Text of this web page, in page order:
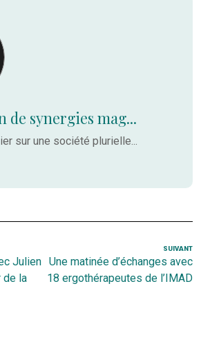
de synergies mag...
sur une société plurielle...
Julien
de la
SUIVANT
Une matinée d’échanges avec
18 ergothérapeutes de l’IMAD